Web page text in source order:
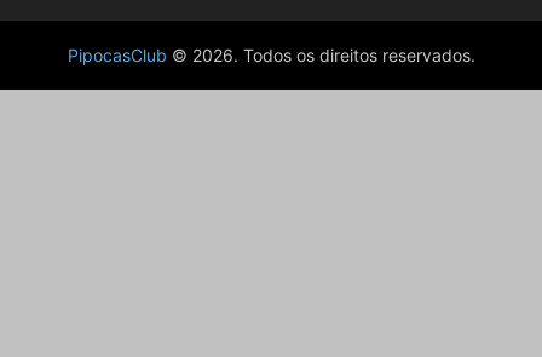
PipocasClub © 2026. Todos os direitos reservados.